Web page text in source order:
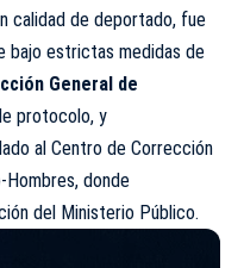
calidad de deportado, fue
bajo estrictas medidas de
General de
protocolo, y
al Centro de Corrección
Hombres, donde
del Ministerio Público.